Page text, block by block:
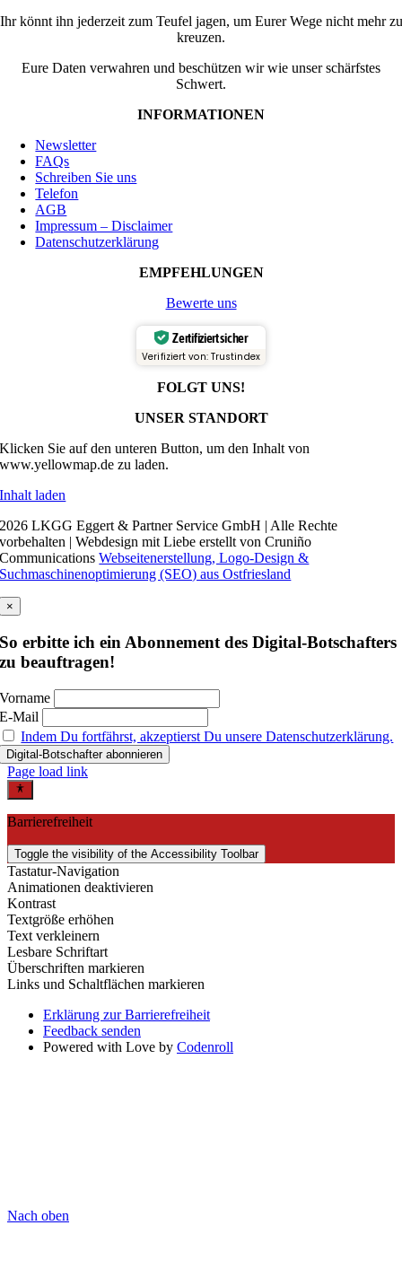
Ihr könnt ihn jederzeit zum Teufel jagen, um Eurer Wege nicht mehr zu
kreuzen.
Eure Daten verwahren und beschützen wir wie unser schärfstes
Schwert.
INFORMATIONEN
Newsletter
FAQs
Schreiben Sie uns
Telefon
AGB
Impressum – Disclaimer
Datenschutzerklärung
EMPFEHLUNGEN
Bewerte uns
Zertifiziert sicher
Verifiziert von: Trustindex
FOLGT UNS!
UNSER STANDORT
Klicken Sie auf den unteren Button, um den Inhalt von
www.yellowmap.de zu laden.
Inhalt laden
2026 LKGG Eggert & Partner Service GmbH | Alle Rechte
vorbehalten | Webdesign mit Liebe erstellt von Cruniño
CommunicationsWebseitenerstellung, Logo-Design &
Suchmaschinenoptimierung (SEO) aus Ostfriesland
×
So erbitte ich ein Abonnement des Digital-Botschafters
zu beauftragen!
Vorname
E-Mail
Indem Du fortfährst, akzeptierst Du unsere Datenschutzerklärung.
Page load link
Barrierefreiheit
Toggle the visibility of the Accessibility Toolbar
Tastatur-Navigation
Animationen deaktivieren
Kontrast
Textgröße erhöhen
Text verkleinern
Lesbare Schriftart
Überschriften markieren
Links und Schaltflächen markieren
Erklärung zur Barrierefreiheit
Feedback senden
Powered with Love by Codenroll
Nach oben